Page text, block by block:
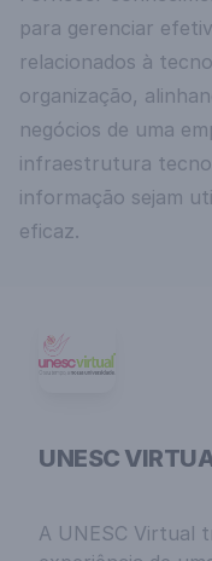
para gerenciar
relacionados à
organização,
negócios de uma
infraestrutura
informação sejam
eficaz.
UNESC
A UNESC Virtual